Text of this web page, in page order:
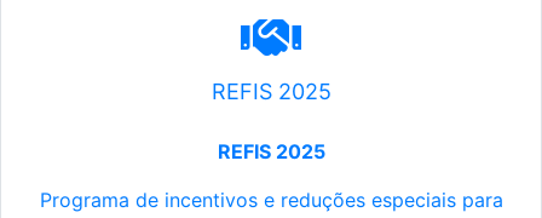
REFIS 2025
REFIS 2025
Programa de incentivos e reduções especiais para